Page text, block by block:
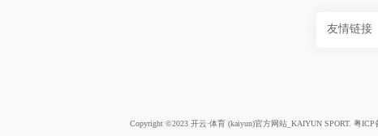
友情链接
Copyright ©2023 开云·体育 (kaiyun)官方网站_KAIYUN SPORT. 粤ICP